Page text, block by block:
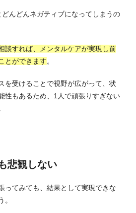
んどんネガティブになってしまうの
談すれば、メンタルケアが実現し前
とができます。
を受けることで視野が広がって、状
性もあるため、1人で頑張りすぎない
悲観しない
ってみても、結果として実現できな
。